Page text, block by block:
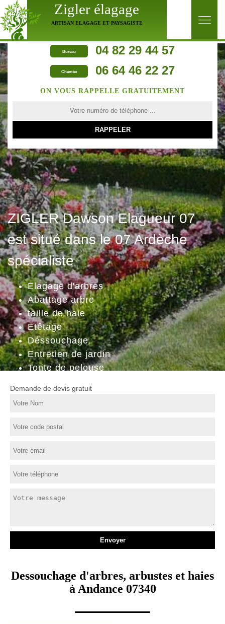
Zigler élagage
ARTISAN ELAGAGE ET PAYSAGISTE
Bureau 04 82 29 44 57
Chantier 06 64 46 22 27
ZIGLER Dawson Elagueur 07
est situé dans le 07 Ardèche
spécialiste
Elagage d'arbres
Abattage arbre
taille de haie
Etêtage
Déssouchage
Entretien de jardin
Tonte de pelouse
ON VOUS RAPPELLE GRATUITEMENT
Demande de devis gratuit
Dessouchage d'arbres, arbustes et haies
à Andance 07340